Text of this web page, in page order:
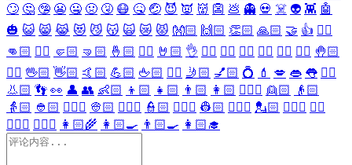
🙄 🤔 🤥 😬 🤐 🤢 🤧 😷 🤒 🤕 😈 👿 👹 👺 💩 👻 💀 ☠️ 👽 👾 🤖
🎃 😺 😸 😹 😻 😼 😽 🙀 😿 😾 👐🏻 🙌🏻 👏🏻 🙏🏻 🤝 👍 👎🏻
👊🏻 ✊🏻 🤛🏻 🤜🏻 🤞🏻 ✌🏻 🤘🏻 👌 👈🏻 👉🏻 👆🏻 👇🏻 ☝🏻 ✋🏻 🤚🏻
🖐🏻 🖖🏻 👋🏻 🤙🏻 💪🏻 🖕🏻 ✍🏻 🤳🏻 💅🏻 💍 💄 💋 👄 👅 👂🏻
👃🏻 👣 👀 👤 👥 👶🏻 👦🏻 👧🏻 👨🏻 👩🏻 👱🏻‍♀️ 👱🏻
👴🏻
👵🏻 👲🏻 👳🏻‍♀️ 👳🏻 👮🏻‍♀️ 👮🏻 👷🏻‍♀️ 👷🏻 💂🏻‍♀️ 💂🏻 🕵🏻‍♀️ 🕵🏻
👩🏻‍⚕️ 👨🏻‍⚕️ 👩🏻‍🌾 👩🏻‍🍳 👨🏻‍🍳 👩🏻‍🎓